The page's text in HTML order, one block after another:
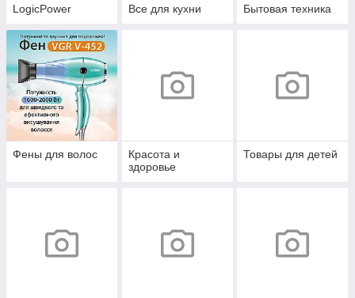
LogicPower Все для кухни Бытовая техника
Фены для волос
Красота и
здоровье
Товары для детей